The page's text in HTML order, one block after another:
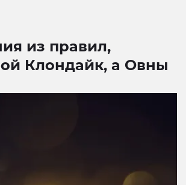
из правил,
Клондайк, а Овны